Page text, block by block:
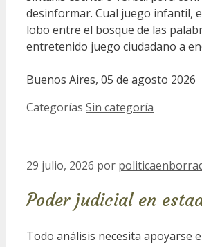
desinformar. Cual juego infantil,
lobo entre el bosque de las
entretenido juego ciudadano a
Buenos Aires, 05 de agosto 2026
Categorías Sin categoría
29 julio, 2026 por
Poder judicial en
Todo análisis necesita apoyarse